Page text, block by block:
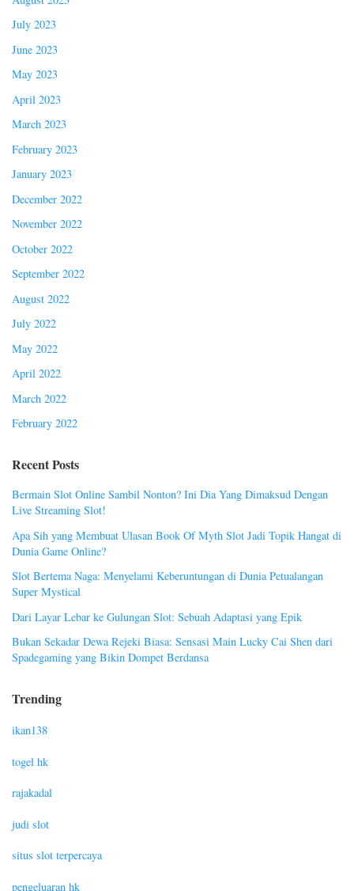
July 2023
June 2023
May 2023
April 2023
March 2023
February 2023
January 2023
December 2022
November 2022
October 2022
September 2022
August 2022
July 2022
May 2022
April 2022
March 2022
February 2022
Recent Posts
Bermain Slot Online Sambil Nonton? Ini Dia Yang Dimaksud Dengan
Live Streaming Slot!
Apa Sih yang Membuat Ulasan Book Of Myth Slot Jadi Topik Hangat di
Dunia Game Online?
Slot Bertema Naga: Menyelami Keberuntungan di Dunia Petualangan
Super Mystical
Dari Layar Lebar ke Gulungan Slot: Sebuah Adaptasi yang Epik
Bukan Sekadar Dewa Rejeki Biasa: Sensasi Main Lucky Cai Shen dari
Spadegaming yang Bikin Dompet Berdansa
Trending
ikan138
togel hk
rajakadal
judi slot
situs slot terpercaya
pengeluaran hk